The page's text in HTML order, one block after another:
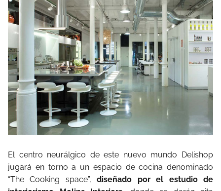
El centro neurálgico de este nuevo mundo Delishop
jugará en torno a un espacio de cocina denominado
“The Cooking space”,diseñado por el estudio de